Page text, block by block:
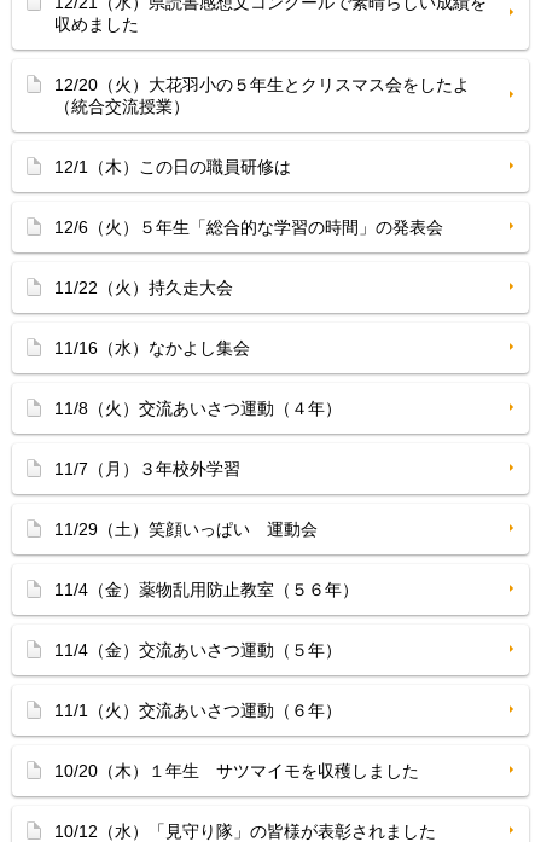
収めました
12/20（火）大花羽小の５年生とクリスマス会をしたよ
（統合交流授業）
12/1（木）この日の職員研修は
12/6（火）５年生「総合的な学習の時間」の発表会
11/22（火）持久走大会
11/16（水）なかよし集会
11/8（火）交流あいさつ運動（４年）
11/7（月）３年校外学習
11/29（土）笑顔いっぱい 運動会
11/4（金）薬物乱用防止教室（５６年）
11/4（金）交流あいさつ運動（５年）
11/1（火）交流あいさつ運動（６年）
10/20（木）１年生 サツマイモを収穫しました
10/12（水）「見守り隊」の皆様が表彰されました